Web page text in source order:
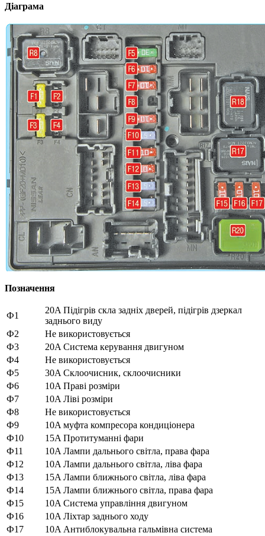
Діаграма
Позначення
Ф1
20A Підігрів скла задніх дверей, підігрів дзеркал
заднього виду
Ф2
Не використовується
Ф3
20A Система керування двигуном
Ф4
Не використовується
Ф5
30A Склоочисник, склоочисники
Ф6
10A Праві розміри
Ф7
10A Ліві розміри
Ф8
Не використовується
Ф9
10A муфта компресора кондиціонера
Ф10
15A Протитуманні фари
Ф11
10A Лампи дальнього світла, права фара
Ф12
10A Лампи дальнього світла, ліва фара
Ф13
15A Лампи ближнього світла, ліва фара
Ф14
15A Лампи ближнього світла, права фара
Ф15
10A Система управління двигуном
Ф16
10A Ліхтар заднього ходу
Ф17
10A Антиблокувальна гальмівна система